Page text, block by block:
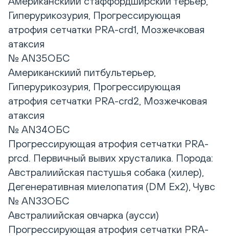
Гиперурикозурия, Прогрессирующая
атрофия сетчатки PRA-crd1, Мозжечковая
атаксия
№ AN35ОБС
Американскиий питбультерьер,
Гиперурикозурия, Прогрессирующая
атрофия сетчатки PRA-crd2, Мозжечковая
атаксия
№ AN34ОБС
Прогрессирующая атрофия сетчатки PRA-
prcd. Первичный вывих хрусталика. Порода:
Австралиийская пастушья собака (хилер),
Дегенеративная миелопатия (DM Eх2), Чувс
№ AN33ОБС
Австралиийская овчарка (аусси)
Прогрессирующая атрофия сетчатки PRA-